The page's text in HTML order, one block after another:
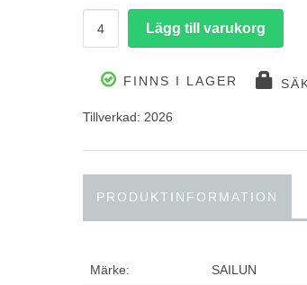
FINNS I LAGER
Tillverkad: 2026
PRODUKTINFORMATION
Märke: SAILUN